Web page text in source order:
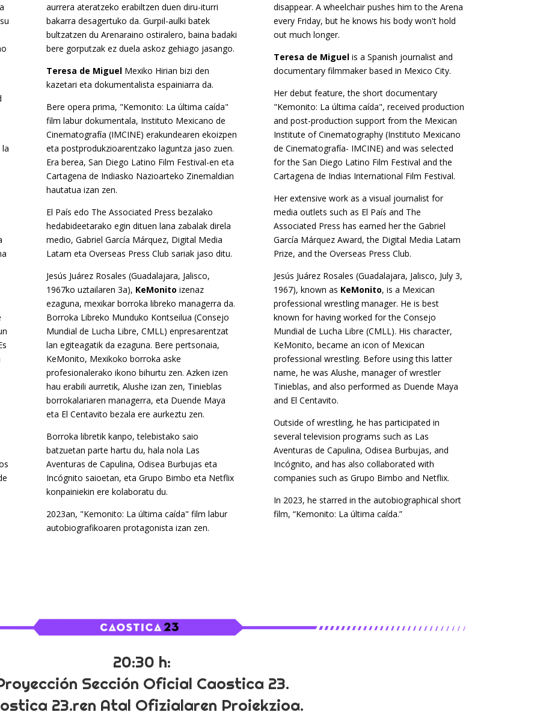
aurrera ateratzeko erabiltzen duen diru-iturri
bakarra desagertuko da. Gurpil-aulki batek
bultzatzen du Arenaraino ostiralero, baina badaki
bere gorputzak ez duela askoz gehiago jasango.
Teresa de MiguelMexiko Hirian bizi den
kazetari eta dokumentalista espainiarra da.
Bere opera prima, "Kemonito: La última caída"
film labur dokumentala, Instituto Mexicano de
Cinematografía (IMCINE) erakundearen ekoizpen
eta postprodukzioarentzako laguntza jaso zuen.
Era berea, San Diego Latino Film Festival-en eta
Cartagena de Indiasko Nazioarteko Zinemaldian
hautatua izan zen.
El País edo The Associated Press bezalako
hedabideetarako egin dituen lana zabalak direla
medio, Gabriel García Márquez, Digital Media
Latam eta Overseas Press Club sariak jaso ditu.
Jesús Juárez Rosales (Guadalajara, Jalisco,
1967ko uztailaren 3a), KeMonito izenaz
ezaguna, mexikar borroka libreko managerra da.
Borroka Libreko Munduko Kontseilua (Consejo
Mundial de Lucha Libre, CMLL) enpresarentzat
lan egiteagatik da ezaguna. Bere pertsonaia,
KeMonito, Mexikoko borroka aske
profesionalerako ikono bihurtu zen. Azken izen
hau erabili aurretik, Alushe izan zen, Tinieblas
borrokalariaren managerra, eta Duende Maya
eta El Centavito bezala ere aurkeztu zen.
Borroka libretik kanpo, telebistako saio
batzuetan parte hartu du, hala nola Las
Aventuras de Capulina, Odisea Burbujas eta
Incógnito saioetan, eta Grupo Bimbo eta Netflix
konpainiekin ere kolaboratu du.
2023an, "Kemonito: La última caída" film labur
autobiografikoaren protagonista izan zen.
disappear. A wheelchair pushes him to the Arena
every Friday, but he knows his body won't hold
out much longer.
Teresa de Miguelis a Spanish journalist and
documentary filmmaker based in Mexico City.
Her debut feature, the short documentary
"Kemonito: La última caída", received production
and post-production support from the Mexican
Institute of Cinematography (Instituto Mexicano
de Cinematografía- IMCINE) and was selected
for the San Diego Latino Film Festival and the
Cartagena de Indias International Film Festival.
Her extensive work as a visual journalist for
media outlets such as El País and The
Associated Press has earned her the Gabriel
García Márquez Award, the Digital Media Latam
Prize, and the Overseas Press Club.
Jesús Juárez Rosales (Guadalajara, Jalisco, July 3,
1967), known as KeMonito, is a Mexican
professional wrestling manager. He is best
known for having worked for the Consejo
Mundial de Lucha Libre (CMLL). His character,
KeMonito, became an icon of Mexican
professional wrestling. Before using this latter
name, he was Alushe, manager of wrestler
Tinieblas, and also performed as Duende Maya
and El Centavito.
Outside of wrestling, he has participated in
several television programs such as Las
Aventuras de Capulina, Odisea Burbujas, and
Incógnito, and has also collaborated with
companies such as Grupo Bimbo and Netflix.
In 2023, he starred in the autobiographical short
film, “Kemonito: La última caída.”
20:30 h:
Sección Oficial Caostica 23.
23.ren Atal Ofizialaren Proiekzioa.